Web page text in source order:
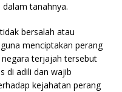
tanahnya.
bersalah atau
menciptakan perang
terjajah tersebut
di adili dan wajib
kejahatan perang